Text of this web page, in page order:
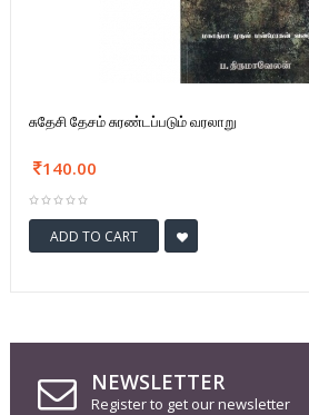
சுதேசி தேசம் சுரண்டப்படும் வரலாறு
140.00
ADD TO CART
NEWSLETTER
Register to get our newsletter